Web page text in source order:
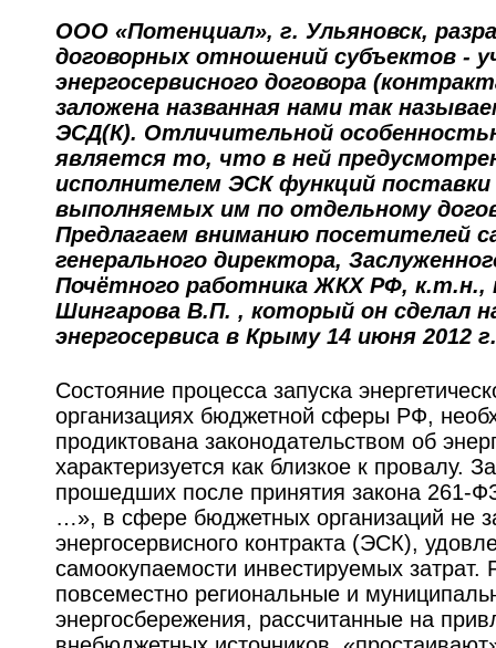
ООО «Потенциал», г. Ульяновск,
договорных отношений субъектов -
энергосервисного договора
заложена названная нами так
ЭСД(К). Отличительной
является то, что в ней
исполнителем ЭСК функций поставки
выполняемых им по отдельному
Предлагаем вниманию посетителей
генерального директора,
Почётного работника ЖКХ РФ, к.т.н.,
Шингарова В.П. , который он сделал
энергосервиса в Крыму 14 июня 2012 г.
Состояние процесса запуска
организациях бюджетной сферы РФ,
продиктована законодательством об
характеризуется как близкое к провалу.
прошедших после принятия закона 261-
…», в сфере бюджетных организаций не
энергосервисного контракта (ЭСК),
самоокупаемости инвестируемых затрат.
повсеместно региональные и
энергосбережения, рассчитанные на